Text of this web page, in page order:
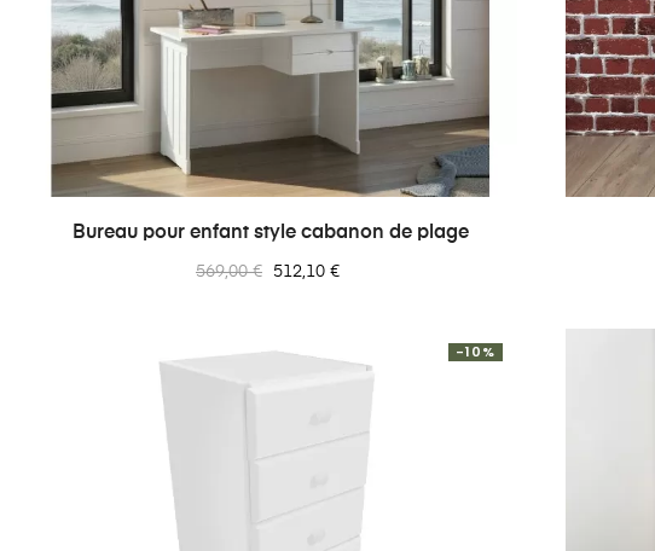
Bureau pour enfant style cabanon de plage
Prix
569,00 € Prix
512,10 €
-10%